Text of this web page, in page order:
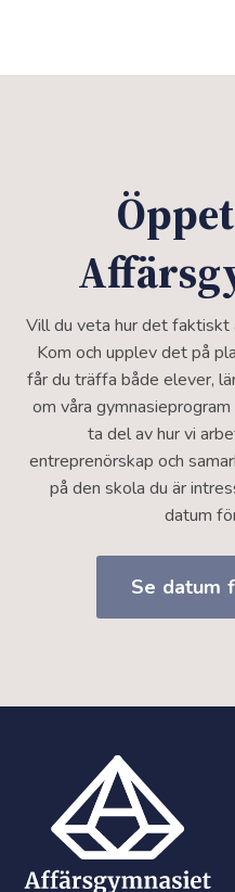
Vill du veta hur det
Kom och upplev det på
får du träffa både elever,
om våra
ta del av hur vi
entreprenörskap och
på den skola du är
datum
Se datum